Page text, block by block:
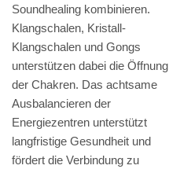
Soundhealing kombinieren.
Klangschalen, Kristall-
Klangschalen und Gongs
unterstützen dabei die Öffnung
der Chakren. Das achtsame
Ausbalancieren der
Energiezentren unterstützt
langfristige Gesundheit und
fördert die Verbindung zu